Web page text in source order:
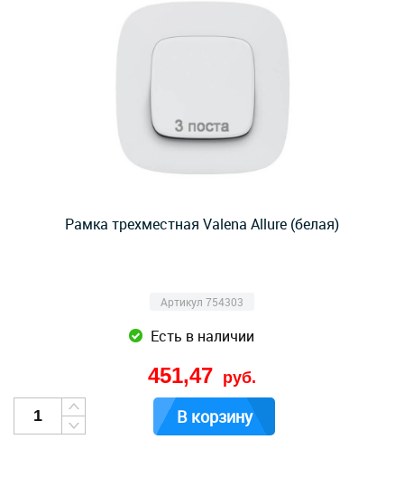
Рамка трехместная Valena Allure (белая)
Артикул 754303
Есть в наличии
451,47 руб.
В корзину